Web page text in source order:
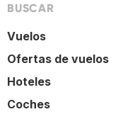
BUSCAR
Vuelos
Ofertas de vuelos
Hoteles
Coches